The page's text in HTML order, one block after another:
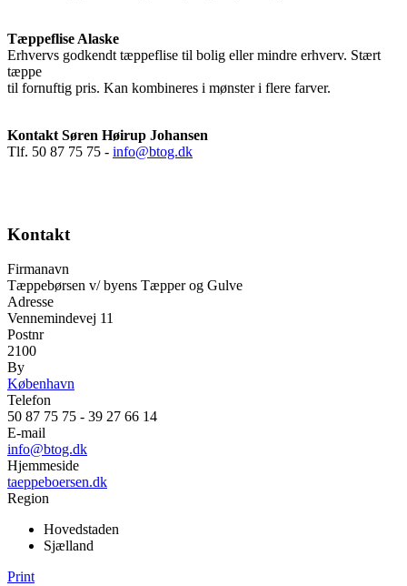
Tæppeflise Alaske
Erhvervs godkendt tæppeflise til bolig eller mindre erhverv. Stært
tæppe
til fornuftig pris. Kan kombineres i mønster i flere farver.
Kontakt Søren Høirup Johansen
Tlf. 50 87 75 75 - info@btog.dk
Kontakt
Firmanavn
Tæppebørsen v/ byens Tæpper og Gulve
Adresse
Vennemindevej 11
Postnr
2100
By
København
Telefon
50 87 75 75 - 39 27 66 14
E-mail
info@btog.dk
Hjemmeside
taeppeboersen.dk
Region
Hovedstaden
Sjælland
Print